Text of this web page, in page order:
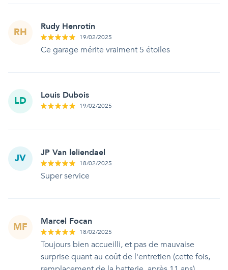
RH Rudy Henrotin
19/02/2025
Ce garage mérite vraiment 5 étoiles
LD Louis Dubois
19/02/2025
JV JP Van leliendael
18/02/2025
Super service
MF Marcel Focan
18/02/2025
Toujours bien accueilli, et pas de mauvaise
surprise quant au coût de l'entretien (cette fois,